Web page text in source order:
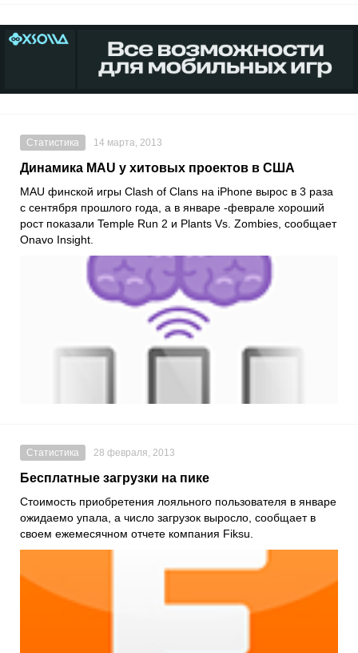
Статистика 14 марта, 2013
Динамика MAU у хитовых проектов в США
MAU финской игры Clash of Clans на iPhone вырос в 3 раза
с сентября прошлого года, а в январе -феврале хороший
рост показали Temple Run 2 и Plants Vs. Zombies, сообщает
Onavo Insight.
Статистика 28 февраля, 2013
Бесплатные загрузки на пике
Стоимость приобретения лояльного пользователя в январе
ожидаемо упала, а число загрузок выросло, сообщает в
своем ежемесячном отчете компания Fiksu.